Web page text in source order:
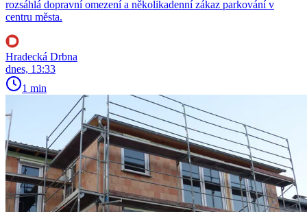
rozsáhlá dopravní omezení a několikadenní zákaz parkování v
centru města.
Hradecká Drbna
dnes, 13:33
1 min